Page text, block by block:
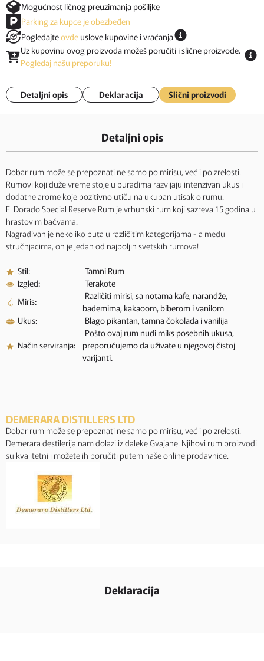
Mogućnost ličnog preuzimanja pošiljke
Parking za kupce je obezbeđen
Pogledajteovde uslove kupovine i vraćanja
Uz kupovinu ovog proizvoda možeš poručiti i slične proizvode.
Pogledaj našu preporuku!
Detaljni opis Deklaracija Slični proizvodi
Detaljni opis
Dobar rum može se prepoznati ne samo po mirisu, već i po zrelosti.
Rumovi koji duže vreme stoje u buradima razvijaju intenzivan ukus i
dodatne arome koje pozitivno utiču na ukupan utisak o rumu.
El Dorado Special Reserve Rum je vrhunski rum koji sazreva 15 godina u
hrastovim bačvama.
Nagrađivan je nekoliko puta u različitim kategorijama - a među
stručnjacima, on je jedan od najboljih svetskih rumova!
Stil:
Tamni Rum
Izgled:
Terakote
Miris:
Različiti mirisi, sa notama kafe, narandže,
bademima, kakaoom, biberom i vanilom
Ukus:
Blago pikantan, tamna čokolada i vanilija
Način serviranja:
Pošto ovaj rum nudi miks posebnih ukusa,
preporučujemo da uživate u njegovoj čistoj
varijanti.
DEMERARA DISTILLERS LTD
Dobar rum može se prepoznati ne samo po mirisu, već i po zrelosti.
Demerara destilerija nam dolazi iz daleke Gvajane. Njihovi rum proizvodi
su kvalitetni i možete ih poručiti putem naše online prodavnice.
Deklaracija